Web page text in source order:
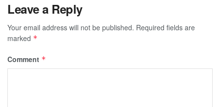
Leave a Reply
Your email address will not be published. Required fields are
marked *
Comment *